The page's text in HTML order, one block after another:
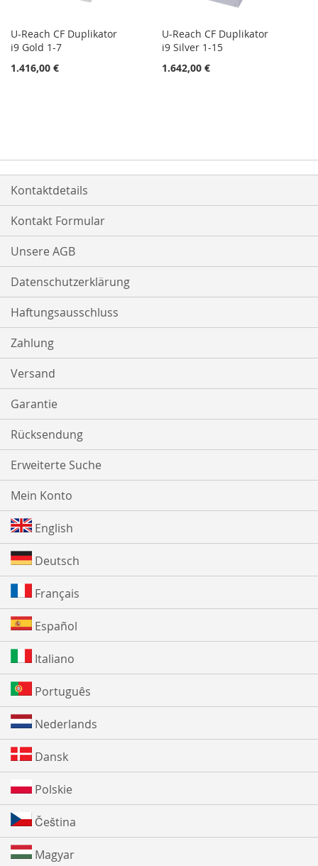
U-Reach CF Duplikator
i9 Gold 1-7
1.416,00 €
U-Reach CF Duplikator
i9 Silver 1-15
1.642,00 €
Kontaktdetails
Kontakt Formular
Unsere AGB
Datenschutzerklärung
Haftungsausschluss
Zahlung
Versand
Garantie
Rücksendung
Erweiterte Suche
Mein Konto
English
Deutsch
Français
Español
Italiano
Português
Nederlands
Dansk
Polskie
Čeština
Magyar